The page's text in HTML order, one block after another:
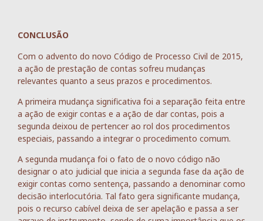
CONCLUSÃO
Com o advento do novo Código de Processo Civil de 2015,
a ação de prestação de contas sofreu mudanças
relevantes quanto a seus prazos e procedimentos.
A primeira mudança significativa foi a separação feita entre
a ação de exigir contas e a ação de dar contas, pois a
segunda deixou de pertencer ao rol dos procedimentos
especiais, passando a integrar o procedimento comum.
A segunda mudança foi o fato de o novo código não
designar o ato judicial que inicia a segunda fase da ação de
exigir contas como sentença, passando a denominar como
decisão interlocutória. Tal fato gera significante mudança,
pois o recurso cabível deixa de ser apelação e passa a ser